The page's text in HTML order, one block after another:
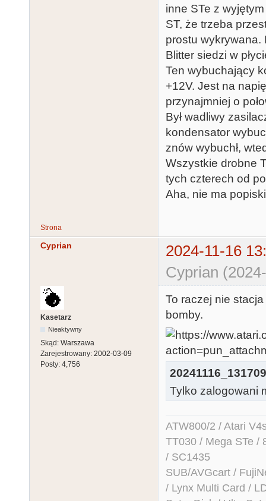
inne STe z
ST, że trzeba
prostu wykrywana.
Blitter siedzi w
Ten wybuchający
+12V. Jest na
przynajmniej o
Był wadliwy
kondensator
znów wybuchł,
Wszystkie drobne
tych czterech od
Aha, nie ma
Strona
Cyprian
2024-11-16
Cyprian
Kasetarz
Nieaktywny
Skąd: Warszawa
Zarejestrowany: 2002-03-09
Posty: 4,756
To raczej nie
bomby.
Tylko zalogowani
ATW800/2 / Atari
TT030 / Mega STe /
/ SC1435
SUB/AVGcart /
/ Lynx Multi Card /